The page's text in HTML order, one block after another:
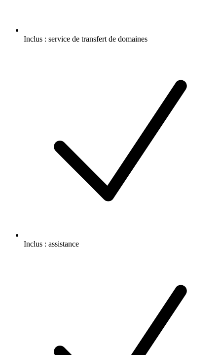
Inclus : service de transfert de domaines
Inclus : assistance